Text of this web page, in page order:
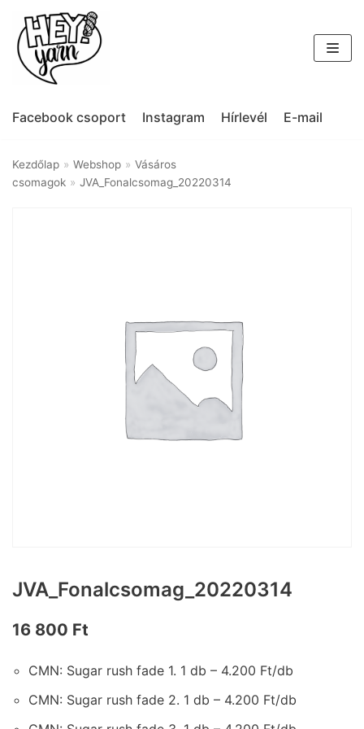
Skip
to
content
Facebook csoport Instagram Hírlevél E-mail
Kezdőlap » Webshop » Vásáros
csomagok » JVA_Fonalcsomag_20220314
JVA_Fonalcsomag_20220314
16 800 Ft
CMN: Sugar rush fade 1. 1 db – 4.200 Ft/db
CMN: Sugar rush fade 2. 1 db – 4.200 Ft/db